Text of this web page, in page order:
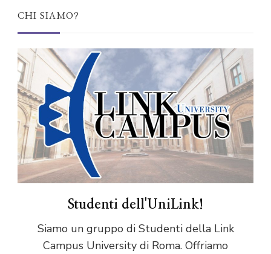
CHI SIAMO?
Studenti dell'UniLink!
Siamo un gruppo di Studenti della Link
Campus University di Roma. Offriamo